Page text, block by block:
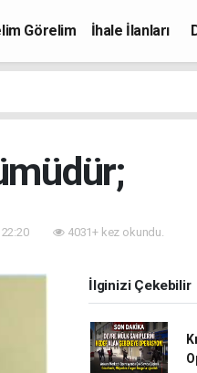
Görelim
İhale İlanları
4031+ kez okundu.
İlginizi Çekebilir